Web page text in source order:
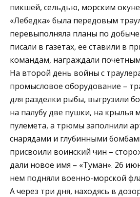
пикшей, сельдью, морским
«Лебедка» была передовым
перевыполняла планы по
писали в газетах, ее ставили в
командам, награждали
На второй день войны с
промысловое оборудование –
для разделки рыбы, выгрузили
на палубу две пушки, на крылья
пулемета, а трюмы заполнили
снарядами и глубинными
присвоили воинский чин –
дали новое имя – «Туман». 26
нем подняли военно-морской
А через три дня, находясь в